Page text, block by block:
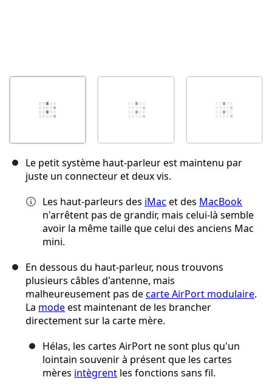
Le petit système haut-parleur est maintenu par
juste un connecteur et deux vis.
Les haut-parleurs des iMac et des MacBook
n'arrêtent pas de grandir, mais celui-là semble
avoir la même taille que celui des anciens Mac
mini.
En dessous du haut-parleur, nous trouvons
plusieurs câbles d'antenne, mais
malheureusement pas decarte AirPort modulaire.
La modeest maintenant de les brancher
directement sur la carte mère.
Hélas, les cartes AirPort ne sont plus qu'un
lointain souvenir à présent que les cartes
mères intègrent les fonctions sans fil.